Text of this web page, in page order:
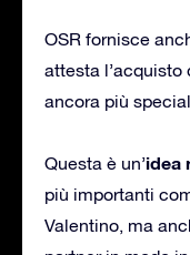
OSR fornisce
attesta l’acquisto
ancora più
Questa è un’idea
più importanti
Valentino, ma